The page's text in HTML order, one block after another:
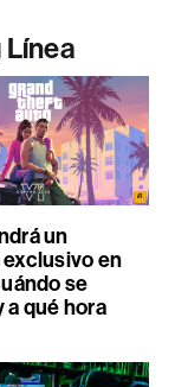
un
en
se
a qué hora